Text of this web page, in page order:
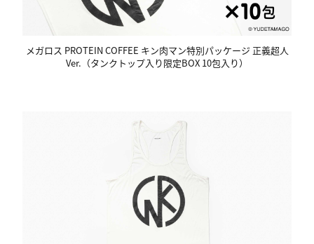
メガロス PROTEIN COFFEE キン肉マン特別パッケージ 正義超人
Ver.（タンクトップ入り限定BOX 10包入り）